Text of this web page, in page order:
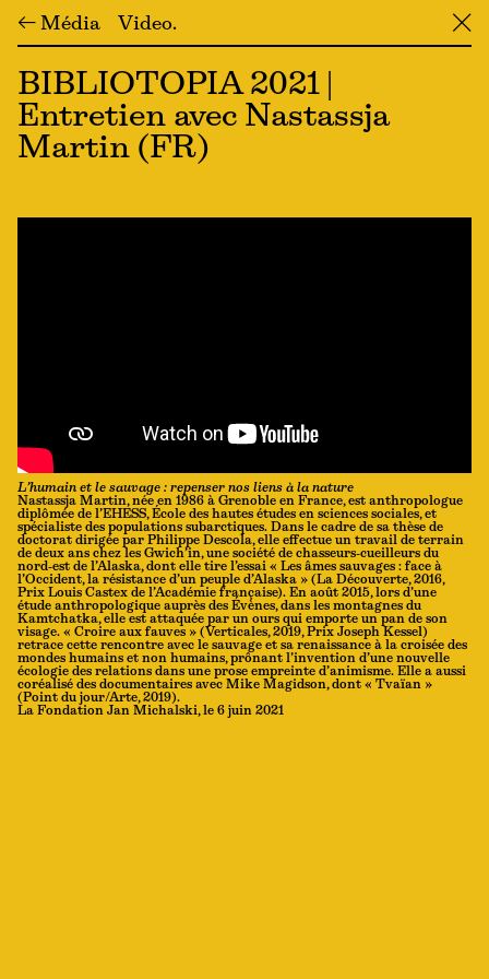
← Média Video ╳
BIBLIOTOPIA 2021 |
Entretien avec Nastassja
Martin (FR)
L’humain et le sauvage : repenser nos liens à la nature
Nastassja Martin, née en 1986 à Grenoble en France, est anthropologue
diplômée de l’EHESS, École des hautes études en sciences sociales, et
spécialiste des populations subarctiques. Dans le cadre de sa thèse de
doctorat dirigée par Philippe Descola, elle effectue un travail de terrain
de deux ans chez les Gwich’in, une société de chasseurs-cueilleurs du
nord-est de l’Alaska, dont elle tire l’essai « Les âmes sauvages : face à
l’Occident, la résistance d’un peuple d’Alaska » (La Découverte, 2016,
Prix Louis Castex de l’Académie française). En août 2015, lors d’une
étude anthropologique auprès des Évènes, dans les montagnes du
Kamtchatka, elle est attaquée par un ours qui emporte un pan de son
visage. « Croire aux fauves » (Verticales, 2019, Prix Joseph Kessel)
retrace cette rencontre avec le sauvage et sa renaissance à la croisée des
mondes humains et non humains, prônant l’invention d’une nouvelle
écologie des relations dans une prose empreinte d’animisme. Elle a aussi
coréalisé des documentaires avec Mike Magidson, dont « Tvaïan »
(Point du jour/Arte, 2019).
La Fondation Jan Michalski, le 6 juin 2021